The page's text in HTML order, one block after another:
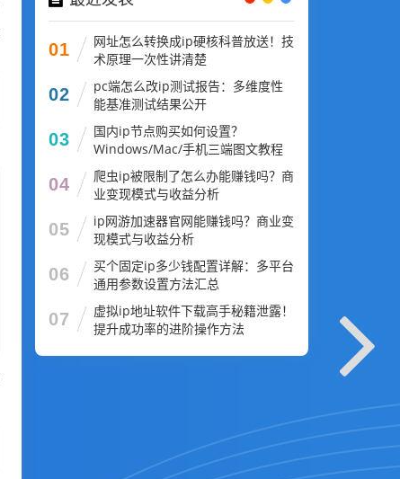
01
网址怎么转换成ip硬核科普放送！技
术原理一次性讲清楚
02
pc端怎么改ip测试报告：多维度性
能基准测试结果公开
03
国内ip节点购买如何设置？
Windows/Mac/手机三端图文教程
04
爬虫ip被限制了怎么办能赚钱吗？商
业变现模式与收益分析
05
ip网游加速器官网能赚钱吗？商业变
现模式与收益分析
06
买个固定ip多少钱配置详解：多平台
通用参数设置方法汇总
07
虚拟ip地址软件下载高手秘籍泄露！
提升成功率的进阶操作方法